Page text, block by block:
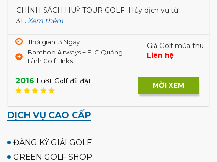
CHÍNH SÁCH HUỶ TOUR GOLF Hủy dịch vụ từ
31...Xem thêm
Thời gian: 3 Ngày
Bamboo Airways + FLC Quảng
Bình Golf LInks
Giá Golf mùa thu
Liên hệ
2016 Lượt Golf đã đặt MỜI XEM
DỊCH VỤ CAO CẤP
ĐĂNG KÝ GIẢI GOLF
GREEN GOLF SHOP